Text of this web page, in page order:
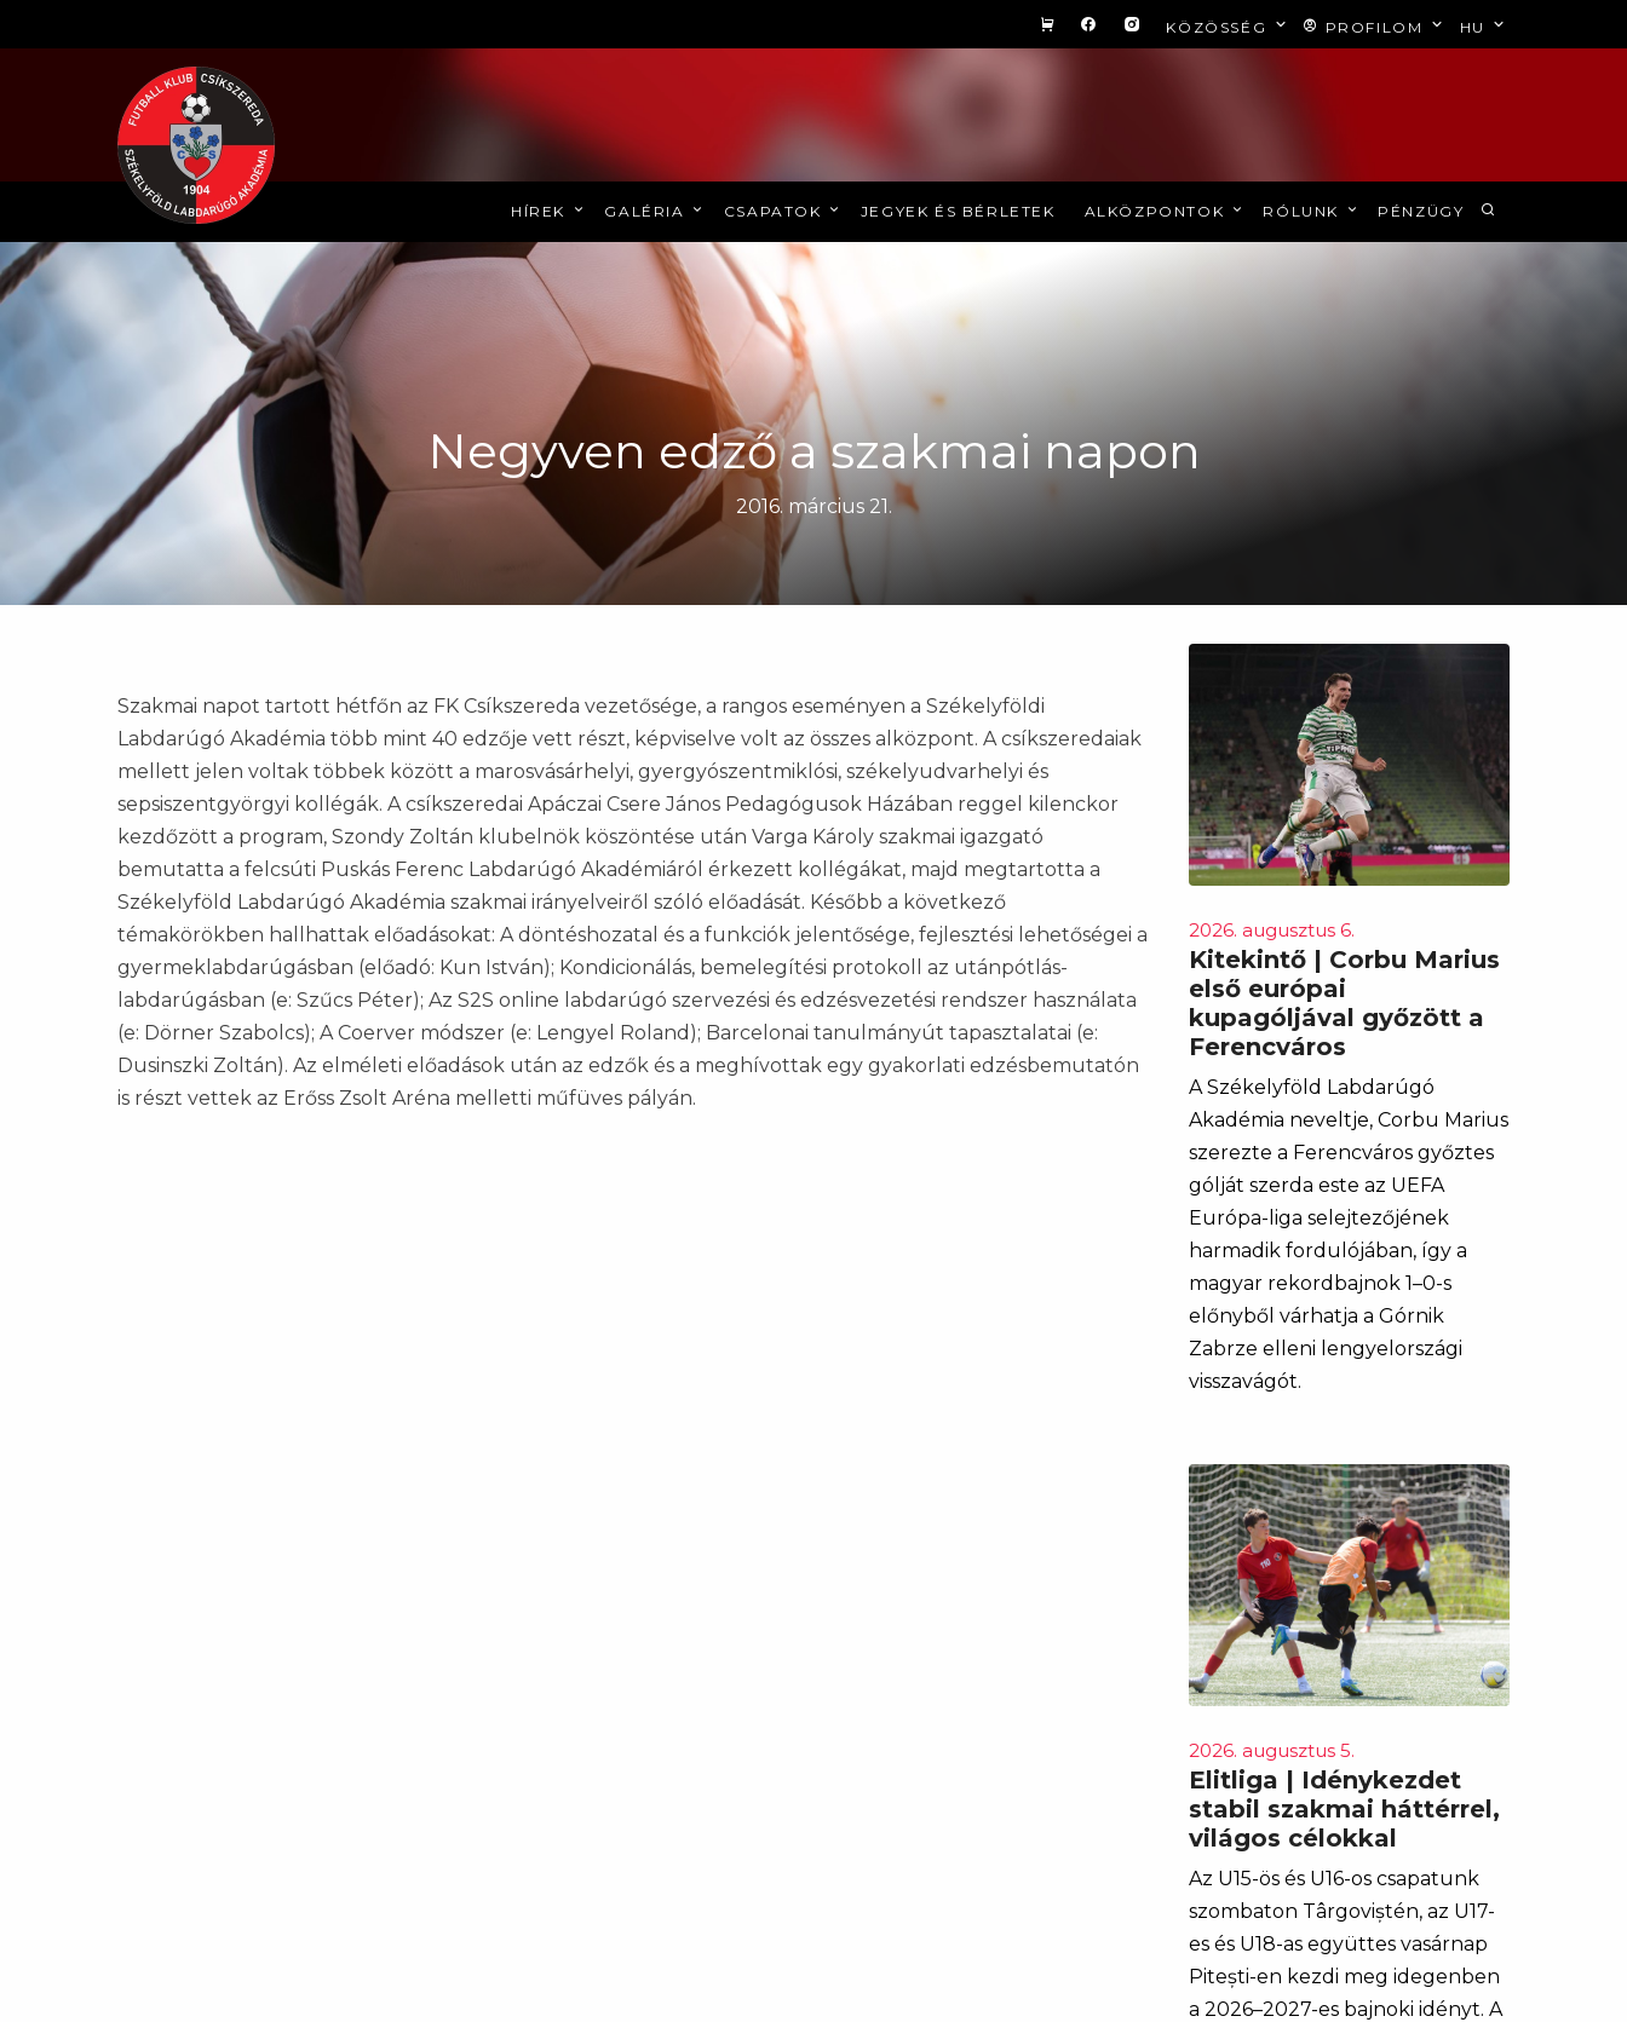
KÖZÖSSÉG PROFILOM HU
HÍREK GALÉRIA CSAPATOK JEGYEK ÉS BÉRLETEK ALKÖZPONTOK RÓLUNK PÉNZÜGY
Negyven edző a szakmai napon
2016. március 21.
Szakmai napot tartott hétfőn az FK Csíkszereda vezetősége, a rangos eseményen a Székelyföldi
Labdarúgó Akadémia több mint 40 edzője vett részt, képviselve volt az összes alközpont. A csíkszeredaiak
mellett jelen voltak többek között a marosvásárhelyi, gyergyószentmiklósi, székelyudvarhelyi és
sepsiszentgyörgyi kollégák. A csíkszeredai Apáczai Csere János Pedagógusok Házában reggel kilenckor
kezdőzött a program, Szondy Zoltán klubelnök köszöntése után Varga Károly szakmai igazgató
bemutatta a felcsúti Puskás Ferenc Labdarúgó Akadémiáról érkezett kollégákat, majd megtartotta a
Székelyföld Labdarúgó Akadémia szakmai irányelveiről szóló előadását. Később a következő
témakörökben hallhattak előadásokat: A döntéshozatal és a funkciók jelentősége, fejlesztési lehetőségei a
gyermeklabdarúgásban (előadó: Kun István); Kondicionálás, bemelegítési protokoll az utánpótlás-
labdarúgásban (e: Szűcs Péter); Az S2S online labdarúgó szervezési és edzésvezetési rendszer használata
(e: Dörner Szabolcs); A Coerver módszer (e: Lengyel Roland); Barcelonai tanulmányút tapasztalatai (e:
Dusinszki Zoltán). Az elméleti előadások után az edzők és a meghívottak egy gyakorlati edzésbemutatón
is részt vettek az Erőss Zsolt Aréna melletti műfüves pályán.
2026. augusztus 6.
Kitekintő | Corbu Marius
első európai
kupagóljával győzött a
Ferencváros
A Székelyföld Labdarúgó
Akadémia neveltje, Corbu Marius
szerezte a Ferencváros győztes
gólját szerda este az UEFA
Európa-liga selejtezőjének
harmadik fordulójában, így a
magyar rekordbajnok 1–0-s
előnyből várhatja a Górnik
Zabrze elleni lengyelországi
visszavágót.
2026. augusztus 5.
Elitliga | Idénykezdet
stabil szakmai háttérrel,
világos célokkal
Az U15-ös és U16-os csapatunk
szombaton Târgoviștén, az U17-
es és U18-as együttes vasárnap
Pitești-en kezdi meg idegenben
a 2026–2027-es bajnoki idényt. A